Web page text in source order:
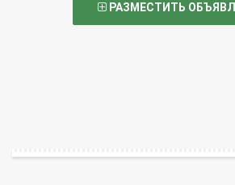
РАЗМЕСТИТЬ